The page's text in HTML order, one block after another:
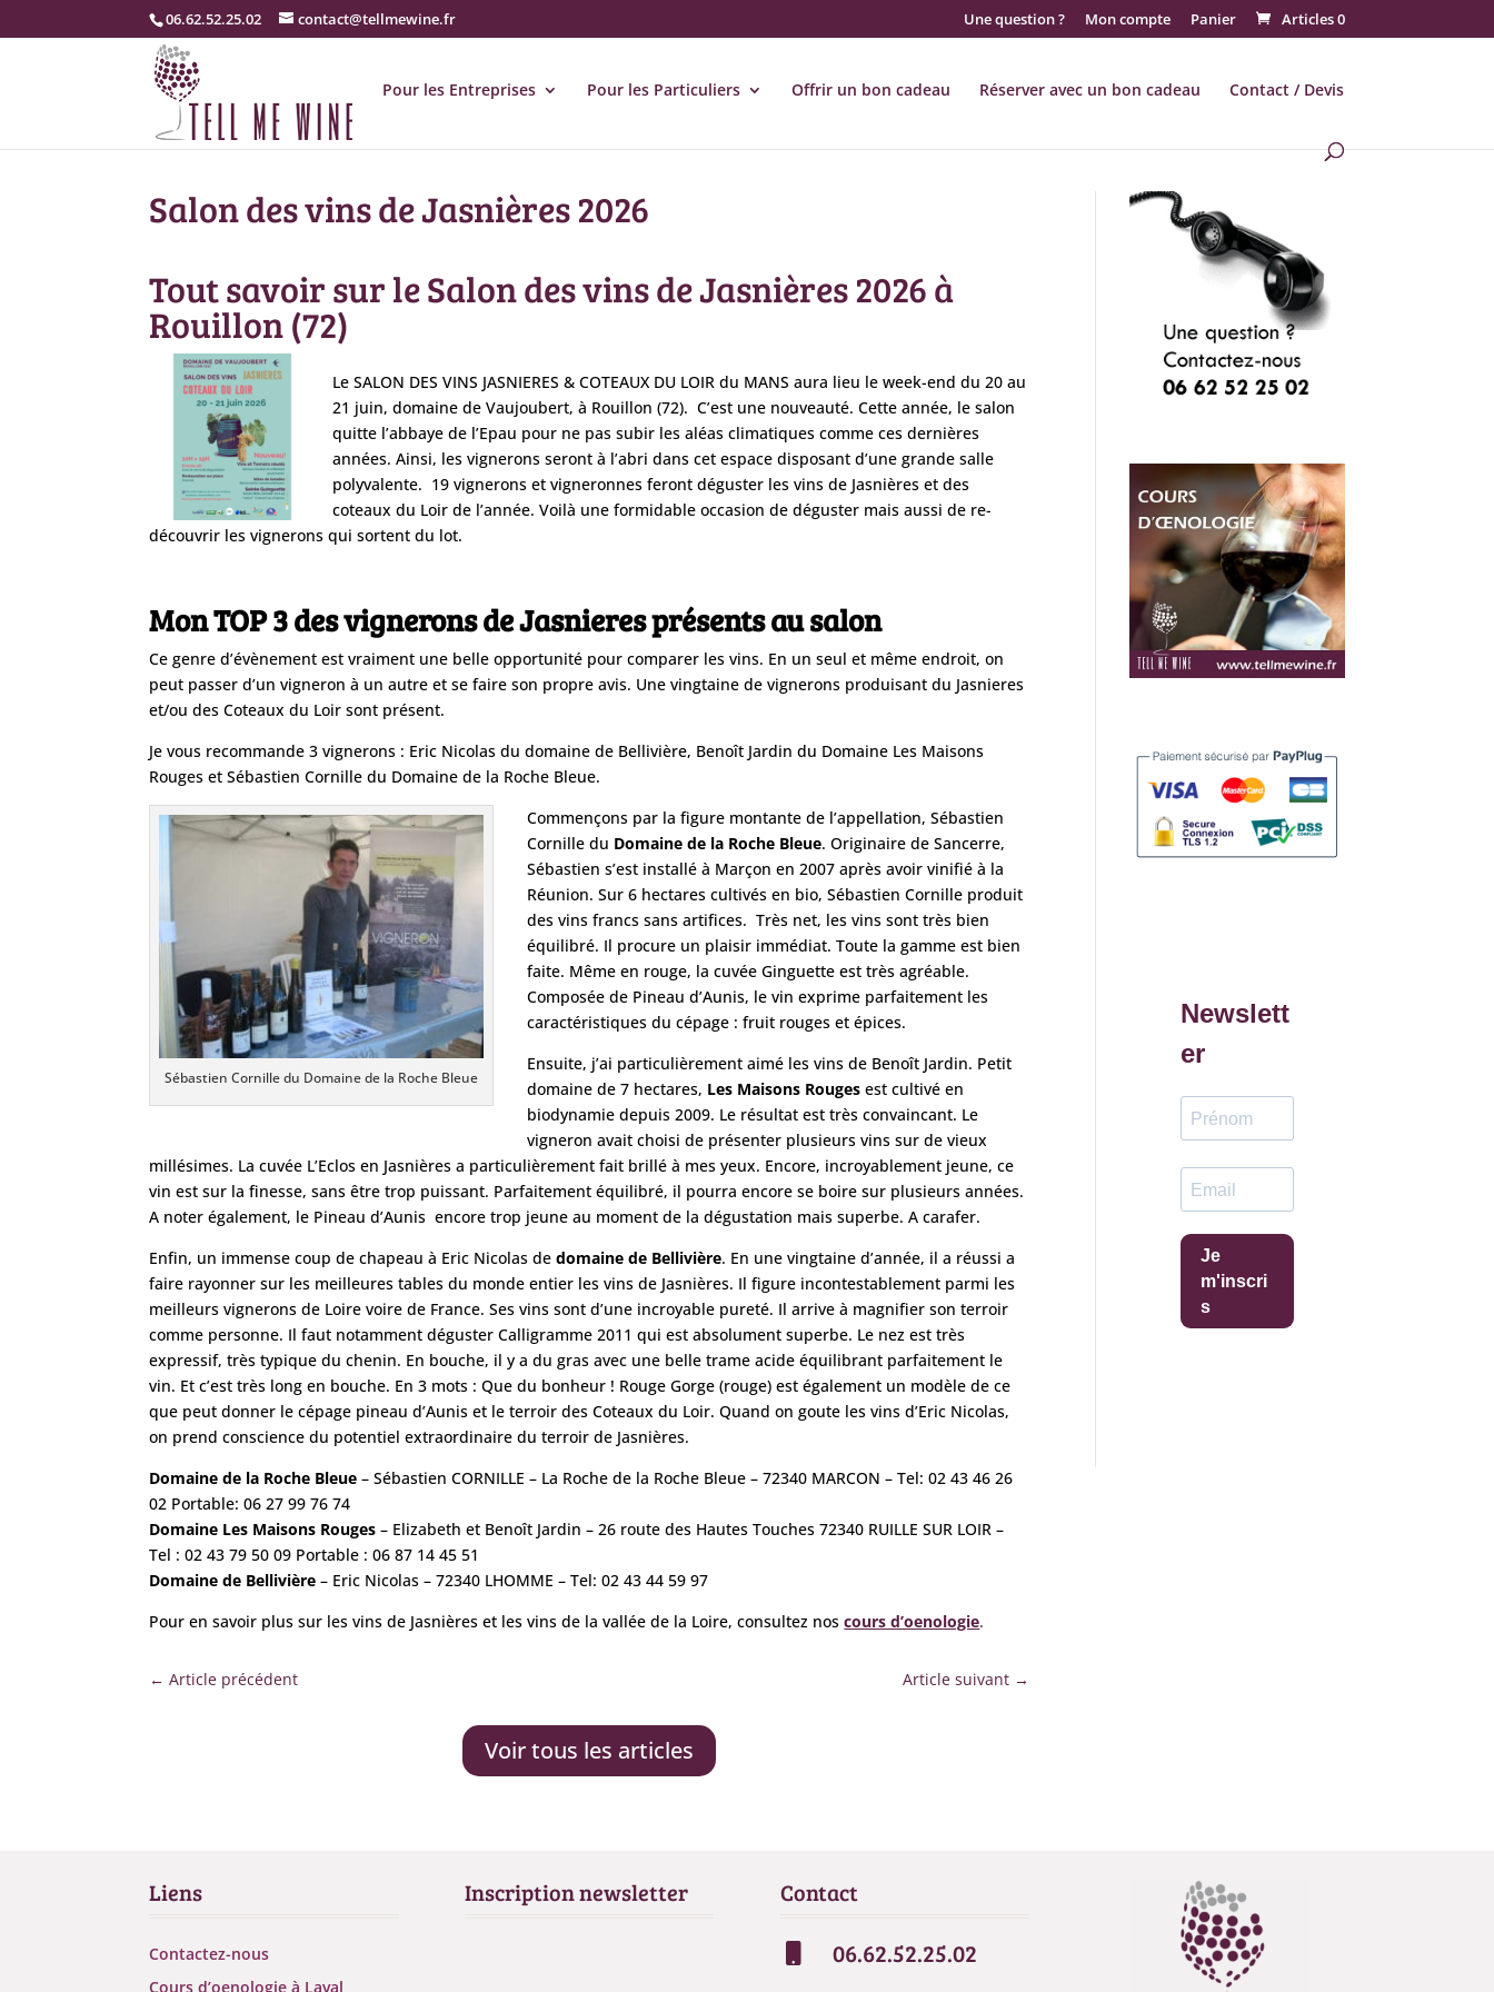
06.62.52.25.02 contact@tellmewine.fr Une question ? Mon compte Panier Articles 0
Pour les Entreprises Pour les Particuliers Offrir un bon cadeau Réserver avec un bon cadeau Contact / Devis
Salon des vins de Jasnières 2026
Tout savoir sur le Salon des vins de Jasnières 2026 à
Rouillon (72)
Le SALON DES VINS JASNIERES& COTEAUX DU LOIR du MANS aura lieu le week-end du 20 au
21 juin, domaine de Vaujoubert, à Rouillon (72). C’est une nouveauté. Cette année, le salon
quitte l’abbaye de l’Epau pour ne pas subir les aléas climatiques comme ces dernières
années. Ainsi, les vignerons seront à l’abri dans cet espace disposant d’une grande salle
polyvalente. 19 vignerons et vigneronnes feront déguster les vins de Jasnières et des
coteaux du Loir de l’année. Voilà une formidable occasion de déguster mais aussi de re-
découvrir les vignerons qui sortent du lot.
Mon TOP 3 des vignerons de Jasnieres présents au salon
Ce genre d’évènement est vraiment une belle opportunité pour comparer les vins. En un seul et même endroit, on
peut passer d’un vigneron à un autre et se faire son propre avis. Une vingtaine de vignerons produisant du Jasnieres
et/ou des Coteaux du Loir sont présent.
Je vous recommande 3 vignerons : Eric Nicolas du domainede Bellivière, Benoît Jardin du Domaine Les Maisons
Rouges et Sébastien Cornille du Domaine de la Roche Bleue.
Sébastien Cornille du Domaine de la Roche Bleue
Commençons par la figure montante de l’appellation, Sébastien
Cornille du Domaine de la Roche Bleue. Originaire de Sancerre,
Sébastien s’est installé à Marçon en 2007 après avoir vinifié à la
Réunion. Sur 6 hectares cultivés en bio, Sébastien Cornille produit
des vins francs sans artifices. Très net, les vins sonttrès bien
équilibré. Il procure un plaisir immédiat. Toute la gamme est bien
faite. Même en rouge, la cuvée Ginguette est très agréable.
Composée de Pineau d’Aunis, le vin exprime parfaitement les
caractéristiques du cépage : fruit rouges et épices.
Ensuite, j’ai particulièrement aimé les vins de Benoît Jardin. Petit
domaine de 7 hectares, Les Maisons Rouges est cultivé en
biodynamie depuis 2009. Le résultat est très convaincant. Le
vigneron avait choisi de présenter plusieurs vins sur de vieux
millésimes. La cuvée L’Eclos en Jasnières a particulièrement fait brillé à mes yeux. Encore, incroyablement jeune, ce
vin est sur la finesse, sans être trop puissant. Parfaitement équilibré, il pourra encore se boire sur plusieurs années.
A noter également, le Pineau d’Aunis encore trop jeune au moment de la dégustation mais superbe. A carafer.
Enfin, un immense coup de chapeau à Eric Nicolas dedomaine de Bellivière. En une vingtaine d’année, il a réussi a
faire rayonner sur les meilleures tables du monde entier les vins de Jasnières. Il figure incontestablement parmi les
meilleurs vignerons de Loire voire de France. Ses vins sont d’une incroyable pureté. Il arrive à magnifier son terroir
comme personne. Il faut notamment déguster Calligramme 2011 qui est absolument superbe. Le nez est très
expressif, très typique du chenin. En bouche, il y a du gras avec une belle trame acide équilibrant parfaitement le
vin. Et c’est très long en bouche. En 3 mots : Que du bonheur ! Rouge Gorge (rouge) est également un modèle de ce
que peut donner le cépage pineau d’Aunis et le terroir des Coteaux du Loir. Quand on goute les vins d’Eric Nicolas,
on prend conscience du potentiel extraordinaire du terroir de Jasnières.
Domaine de la Roche Bleue – Sébastien CORNILLE – La Roche de la Roche Bleue – 72340 MARCON – Tel: 02 43 46 26
02 Portable: 06 27 99 76 74
Domaine Les Maisons Rouges – Elizabeth et Benoît Jardin – 26 route des Hautes Touches 72340 RUILLE SUR LOIR –
Tel : 02 43 79 50 09 Portable : 06 87 14 45 51
Domaine de Bellivière – Eric Nicolas – 72340 LHOMME – Tel: 02 43 44 59 97
Pour en savoir plus sur les vins de Jasnières et les vins de la vallée de la Loire, consultez nos cours d’oenologie.
←Article précédent Article suivant →
Voir tous les articles
Newslett
er
Je
m'inscri
s
Liens
Contactez-nous
Cours d’oenologie à Laval
Inscription newsletter Contact
06.62.52.25.02